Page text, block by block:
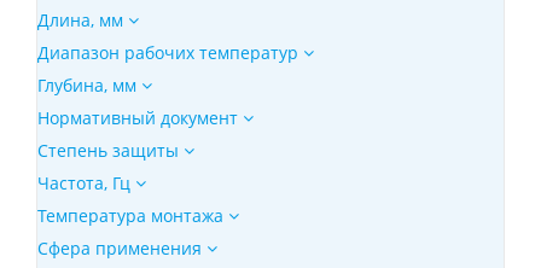
Длина, мм
Диапазон рабочих температур
Глубина, мм
Нормативный документ
Степень защиты
Частота, Гц
Температура монтажа
Сфера применения